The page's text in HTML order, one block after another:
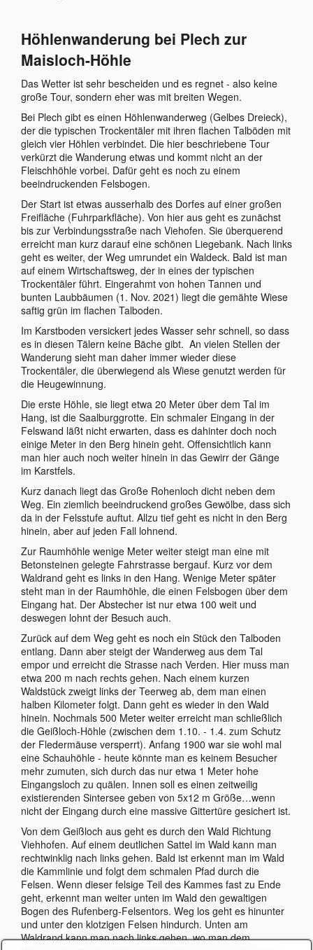
Höhlenwanderung bei Plech zur
Maisloch-Höhle
Das Wetter ist sehr bescheiden und es regnet - also keine
große Tour, sondern eher was mit breiten Wegen.
Bei Plech gibt es einen Höhlenwanderweg (Gelbes Dreieck),
der die typischen Trockentäler mit ihren flachen Talböden mit
gleich vier Höhlen verbindet. Die hier beschriebene Tour
verkürzt die Wanderung etwas und kommt nicht an der
Fleischhöhle vorbei. Dafür geht es noch zu einem
beeindruckenden Felsbogen.
Der Start ist etwas ausserhalb des Dorfes auf einer großen
Freifläche (Fuhrparkfläche). Von hier aus geht es zunächst
bis zur Verbindungsstraße nach Viehofen. Sie überquerend
erreicht man kurz darauf eine schönen Liegebank. Nach links
geht es weiter, der Weg umrundet ein Waldeck. Bald ist man
auf einem Wirtschaftsweg, der in eines der typischen
Trockentäler führt. Eingerahmt von hohen Tannen und
bunten Laubbäumen (1. Nov. 2021) liegt die gemähte Wiese
saftig grün im flachen Talboden.
Im Karstboden versickert jedes Wasser sehr schnell, so dass
es in diesen Tälern keine Bäche gibt. An vielen Stellen der
Wanderung sieht man daher immer wieder diese
Trockentäler, die überwiegend als Wiese genutzt werden für
die Heugewinnung.
Die erste Höhle, sie liegt etwa 20 Meter über dem Tal im
Hang, ist die Saalburggrotte. Ein schmaler Eingang in der
Felswand läßt nicht erwarten, dass es dahinter doch noch
einige Meter in den Berg hinein geht. Offensichtlich kann
man hier auch noch weiter hinein in das Gewirr der Gänge
im Karstfels.
Kurz danach liegt das Große Rohenloch dicht neben dem
Weg. Ein ziemlich beeindruckend großes Gewölbe, dass sich
da in der Felsstufe auftut. Allzu tief geht es nicht in den Berg
hinein, aber auf jeden Fall lohnend.
Zur Raumhöhle wenige Meter weiter steigt man eine mit
Betonsteinen gelegte Fahrstrasse bergauf. Kurz vor dem
Waldrand geht es links in den Hang. Wenige Meter später
steht man in der Raumhöhle, die einen Felsbogen über dem
Eingang hat. Der Abstecher ist nur etwa 100 weit und
deswegen lohnt der Besuch auch.
Zurück auf dem Weg geht es noch ein Stück den Talboden
entlang. Dann aber steigt der Wanderweg aus dem Tal
empor und erreicht die Strasse nach Verden. Hier muss man
etwa 200 m nach rechts gehen. Nach einem kurzen
Waldstück zweigt links der Teerweg ab, dem man einen
halben Kilometer folgt. Dann geht es wieder in den Wald
hinein. Nochmals 500 Meter weiter erreicht man schließlich
die Geißloch-Höhle (zwischen dem 1.10. - 1.4. zum Schutz
der Fledermäuse versperrt). Anfang 1900 war sie wohl mal
eine Schauhöhle - heute könnte man es keinem Besucher
mehr zumuten, sich durch das nur etwa 1 Meter hohe
Eingangsloch zu quälen. Innen soll es einen zeitweilig
existierenden Sintersee geben von 5x12 m Größe…wenn
nicht der Eingang durch eine massive Gittertüre gesichert ist.
Von dem Geißloch aus geht es durch den Wald Richtung
Viehhofen. Auf einem deutlichen Sattel im Wald kann man
rechtwinklig nach links gehen. Bald ist erkennt man im Wald
die Kammlinie und folgt dem schmalen Pfad durch die
Felsen. Wenn dieser felsige Teil des Kammes fast zu Ende
geht, erkennt man weiter unten im Wald den gewaltigen
Bogen des Rufenberg-Felsentors. Weg los geht es hinunter
und unter den klotzigen Felsen hindurch. Unten am
Waldrand kann man nach links gehen, wo man dem